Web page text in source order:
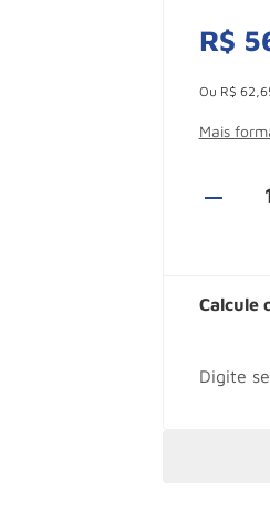
R$
Ou R$ 62
Mais
Calcule